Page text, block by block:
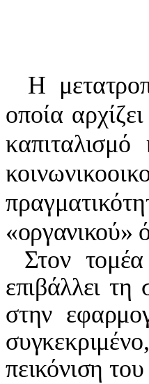
Η
οποία
«οργανικού»
Στον
επιβάλλει
στην
πεικόνιση